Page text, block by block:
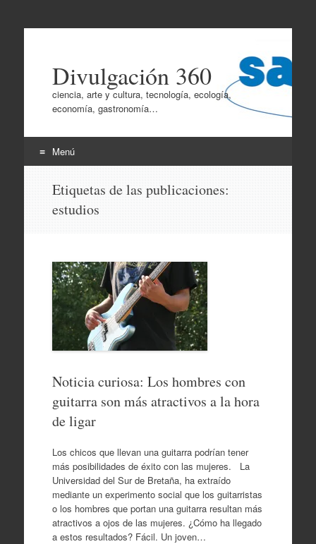
Divulgación 360
ciencia, arte y cultura, tecnología, ecología,
economía, gastronomía…
Menú
contenido
Etiquetas de las publicaciones:
estudios
Noticia curiosa: Los hombres con
guitarra son más atractivos a la hora
de ligar
Los chicos que llevan una guitarra podrían tener
más posibilidades de éxito con las mujeres. La
Universidad del Sur de Bretaña, ha extraído
mediante un experimento social que los guitarristas
o los hombres que portan una guitarra resultan más
atractivos a ojos de las mujeres. ¿Cómo ha llegado
a estos resultados? Fácil. Un joven…